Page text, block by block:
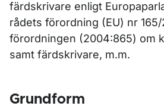
färdskrivare enligt
rådets förordning (EU) nr 165/
förordningen (2004:865) om
samt färdskrivare, m.m.
Grundform